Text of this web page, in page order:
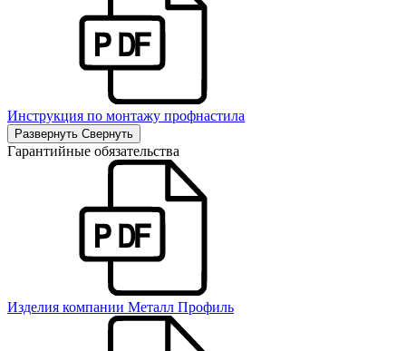
Инструкция по монтажу профнастила
Развернуть Свернуть
Гарантийные обязательства
Изделия компании Металл Профиль